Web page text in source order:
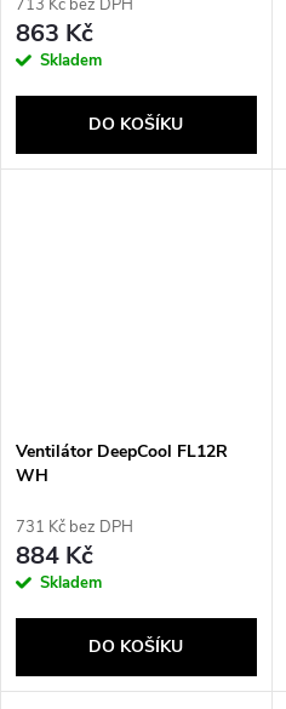
713 Kč bez DPH
863 Kč
Skladem
DO KOŠÍKU
Ventilátor DeepCool FL12R
WH
731 Kč bez DPH
884 Kč
Skladem
DO KOŠÍKU